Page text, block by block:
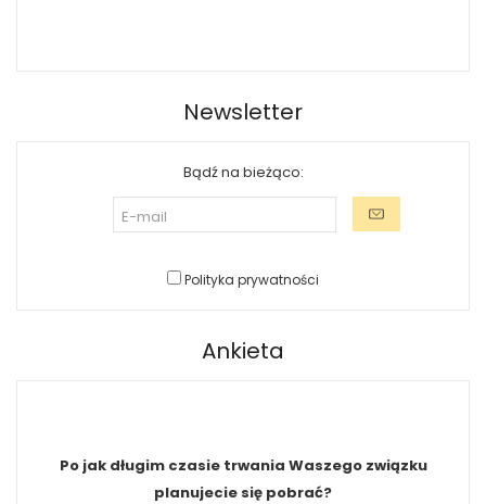
Newsletter
Bądź na bieżąco:
Polityka prywatności
Ankieta
Po jak długim czasie trwania Waszego związku
planujecie się pobrać?